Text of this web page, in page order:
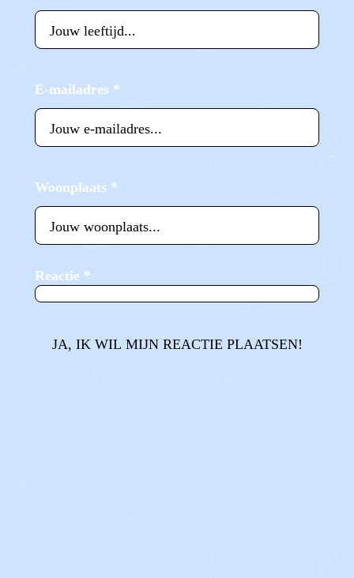
E-mailadres *
Woonplaats *
Reactie *
JA, IK WIL MIJN REACTIE PLAATSEN!